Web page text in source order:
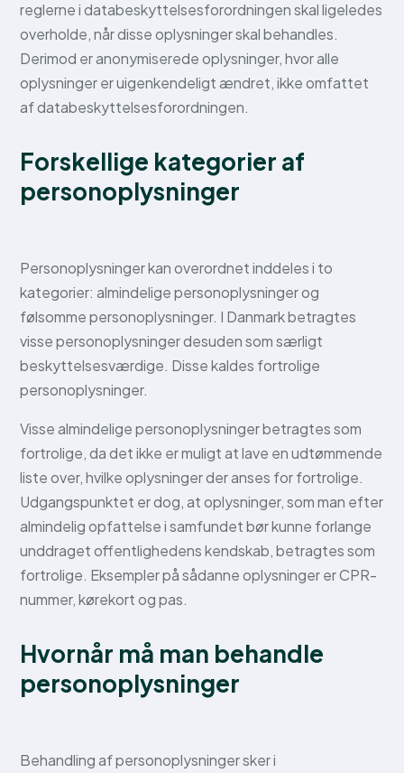
reglerne i databeskyttelsesforordningen skal ligeledes
overholde, når disse oplysninger skal behandles.
Derimod er anonymiserede oplysninger, hvor alle
oplysninger er uigenkendeligt ændret, ikke omfattet
af databeskyttelsesforordningen.
Forskellige kategorier af
personoplysninger
Personoplysninger kan overordnet inddeles i to
kategorier: almindelige personoplysninger og
følsomme personoplysninger. I Danmark betragtes
visse personoplysninger desuden som særligt
beskyttelsesværdige. Disse kaldes fortrolige
personoplysninger.
Visse almindelige personoplysninger betragtes som
fortrolige, da det ikke er muligt at lave en udtømmende
liste over, hvilke oplysninger der anses for fortrolige.
Udgangspunktet er dog, at oplysninger, som man efter
almindelig opfattelse i samfundet bør kunne forlange
unddraget offentlighedens kendskab, betragtes som
fortrolige. Eksempler på sådanne oplysninger er CPR-
nummer, kørekort og pas.
Hvornår må man behandle
personoplysninger
Behandling af personoplysninger sker i